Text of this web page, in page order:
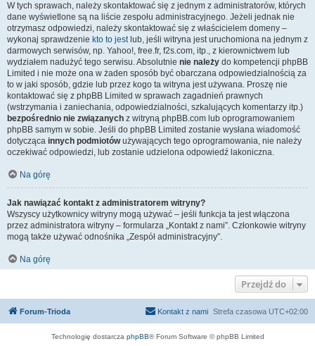
W tych sprawach, należy skontaktować się z jednym z administratorów, których
dane wyświetlone są na liście zespołu administracyjnego. Jeżeli jednak nie
otrzymasz odpowiedzi, należy skontaktować się z właścicielem domeny –
wykonaj sprawdzenie kto to jestlub, jeśli witryna jest uruchomiona na jednym z
darmowych serwisów, np. Yahoo!, free.fr, f2s.com, itp., z kierownictwem lub
wydziałem nadużyć tego serwisu. Absolutnie nie należy do kompetencji phpBB
Limited i nie może ona w żaden sposób być obarczana odpowiedzialnością za
to w jaki sposób, gdzie lub przez kogo ta witryna jest używana. Proszę nie
kontaktować się z phpBB Limited w sprawach zagadnień prawnych
(wstrzymania i zaniechania, odpowiedzialności, szkalujących komentarzy itp.)
bezpośrednio nie związanych z witryną phpBB.com lub oprogramowaniem
phpBB samym w sobie. Jeśli do phpBB Limited zostanie wysłana wiadomość
dotycząca innych podmiotówużywających tego oprogramowania, nie należy
oczekiwać odpowiedzi, lub zostanie udzielona odpowiedź lakoniczna.
Na górę
Jak nawiązać kontakt z administratorem witryny?
Wszyscy użytkownicy witryny mogą używać – jeśli funkcja ta jest włączona
przez administratora witryny – formularza „Kontakt z nami”. Członkowie witryny
mogą także używać odnośnika „Zespół administracyjny”.
Na górę
Przejdź do
Forum-Trioda Strefa czasowa UTC+02:00
Kontakt z nami
Technologię dostarcza phpBB® Forum Software © phpBB Limited